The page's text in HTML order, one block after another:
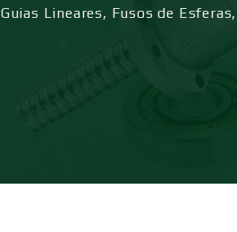
Guias Lineares, Fusos de